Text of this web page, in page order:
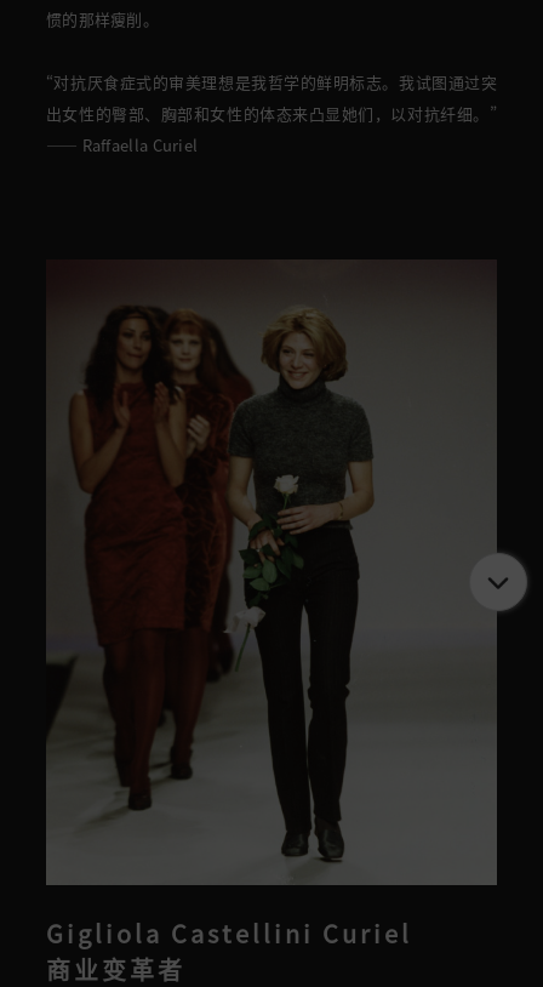
惯的那样瘦削。
“对抗厌食症式的审美理想是我哲学的鲜明标志。我试图通过突
出女性的臀部、胸部和女性的体态来凸显她们，以对抗纤细。”
—— Raffaella Curiel
Gigliola Castellini Curiel
商业变革者